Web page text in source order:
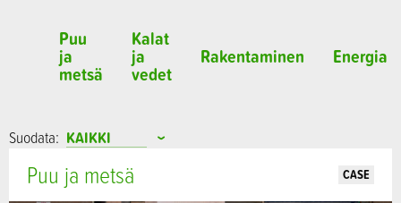
Puu
ja
metsä
Kalat
ja
vedet
Rakentaminen Energia
Suodata:
Puu ja metsä CASE